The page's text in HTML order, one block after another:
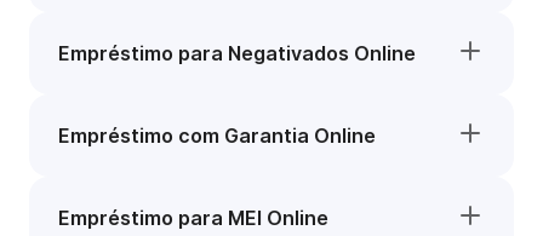
Empréstimo para Negativados Online
Empréstimo com Garantia Online
Empréstimo para MEI Online